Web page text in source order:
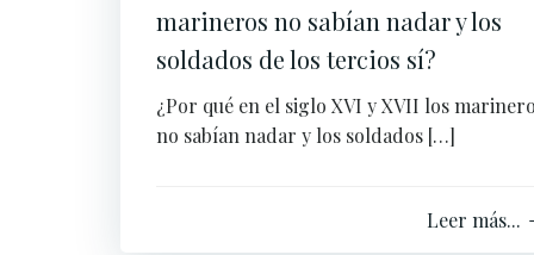
marineros no sabían nadar y los
soldados de los tercios sí?
¿Por qué en el siglo XVI y XVII los
no sabían nadar y los soldados […]
Leer más...